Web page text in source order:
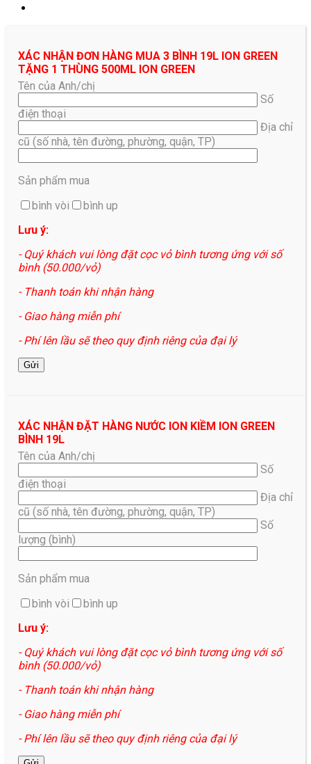
XÁC NHẬN ĐƠN HÀNG MUA 3 BÌNH 19L ION GREEN
TẶNG 1 THÙNG 500ML ION GREEN
Tên của Anh/chị
Số
điện thoại
Địa chỉ
cũ (số nhà, tên đường, phường, quận, TP)
Sản phẩm mua
bình vòi
bình up
Lưu ý:
- Quý khách vui lòng đặt cọc vỏ bình tương ứng với số
bình (50.000/vỏ)
- Thanh toán khi nhận hàng
- Giao hàng miễn phí
- Phí lên lầu sẽ theo quy định riêng của đại lý
XÁC NHẬN ĐẶT HÀNG NƯỚC ION KIỀM ION GREEN
BÌNH 19L
Tên của Anh/chị
Số
điện thoại
Địa chỉ
cũ (số nhà, tên đường, phường, quận, TP)
Số
lượng (bình)
Sản phẩm mua
bình vòi
bình up
Lưu ý:
- Quý khách vui lòng đặt cọc vỏ bình tương ứng với số
bình (50.000/vỏ)
- Thanh toán khi nhận hàng
- Giao hàng miễn phí
- Phí lên lầu sẽ theo quy định riêng của đại lý